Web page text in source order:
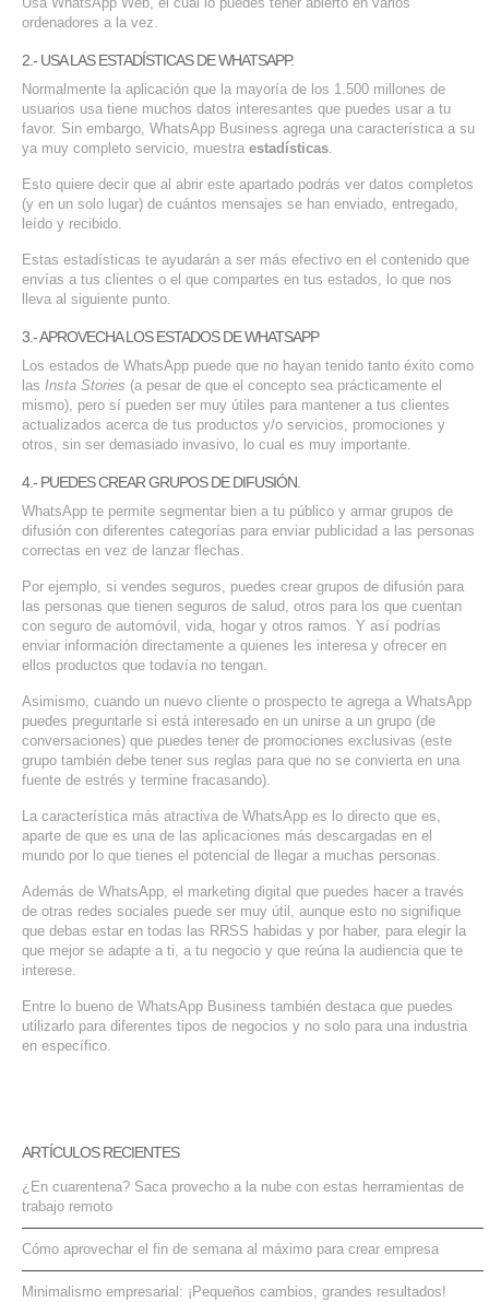
ordenadores a la vez.
2.- USA LAS ESTADÍSTICAS DE WHATSAPP.
Normalmente la aplicación que la mayoría de los 1.500 millones de
usuarios usa tiene muchos datos interesantes que puedes usar a tu
favor. Sin embargo, WhatsApp Business agrega una característica a su
ya muy completo servicio, muestra estadísticas.
Esto quiere decir que al abrir este apartado podrás ver datos completos
(y en un solo lugar) de cuántos mensajes se han enviado, entregado,
leído y recibido.
Estas estadísticas te ayudarán a ser más efectivo en el contenido que
envías a tus clientes o el que compartes en tus estados, lo que nos
lleva al siguiente punto.
3.- APROVECHA LOS ESTADOS DE WHATSAPP
Los estados de WhatsApp puede que no hayan tenido tanto éxito como
las Insta Stories (a pesar de que el concepto sea prácticamente el
mismo), pero sí pueden ser muy útiles para mantener a tus clientes
actualizados acerca de tus productos y/o servicios, promociones y
otros, sin ser demasiado invasivo, lo cual es muy importante.
4.- PUEDES CREAR GRUPOS DE DIFUSIÓN.
WhatsApp te permite segmentar bien a tu público y armar grupos de
difusión con diferentes categorías para enviar publicidad a las personas
correctas en vez de lanzar flechas.
Por ejemplo, si vendes seguros, puedes crear grupos de difusión para
las personas que tienen seguros de salud, otros para los que cuentan
con seguro de automóvil, vida, hogar y otros ramos. Y así podrías
enviar información directamente a quienes les interesa y ofrecer en
ellos productos que todavía no tengan.
Asimismo, cuando un nuevo cliente o prospecto te agrega a WhatsApp
puedes preguntarle si está interesado en un unirse a un grupo (de
conversaciones) que puedes tener de promociones exclusivas (este
grupo también debe tener sus reglas para que no se convierta en una
fuente de estrés y termine fracasando).
La característica más atractiva de WhatsApp es lo directo que es,
aparte de que es una de las aplicaciones más descargadas en el
mundo por lo que tienes el potencial de llegar a muchas personas.
Además de WhatsApp, el marketing digital que puedes hacer a través
de otras redes sociales puede ser muy útil, aunque esto no signifique
que debas estar en todas las RRSS habidas y por haber, para elegir la
que mejor se adapte a ti, a tu negocio y que reúna la audiencia que te
interese.
Entre lo bueno de WhatsApp Business también destaca que puedes
utilizarlo para diferentes tipos de negocios y no solo para una industria
en específico.
ARTÍCULOS RECIENTES
¿En cuarentena? Saca provecho a la nube con estas herramientas de
trabajo remoto
Cómo aprovechar el fin de semana al máximo para crear empresa
Minimalismo empresarial: ¡Pequeños cambios, grandes resultados!